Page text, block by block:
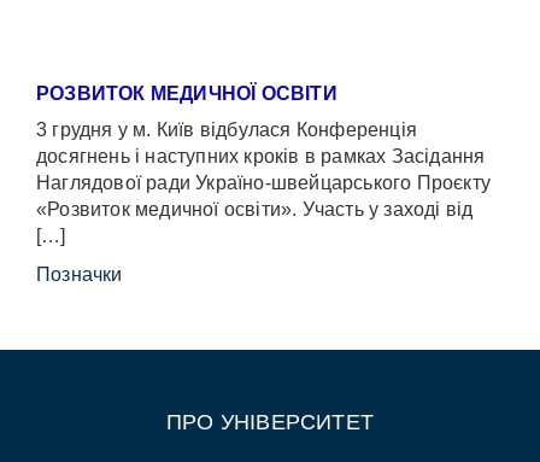
РОЗВИТОК МЕДИЧНОЇ ОСВІТИ
3 грудня у м. Київ відбулася Конференція
досягнень і наступних кроків в рамках Засідання
Наглядової ради Україно-швейцарського Проєкту
«Розвиток медичної освіти». Участь у заході від
[…]
Позначки
ПРО УНІВЕРСИТЕТ